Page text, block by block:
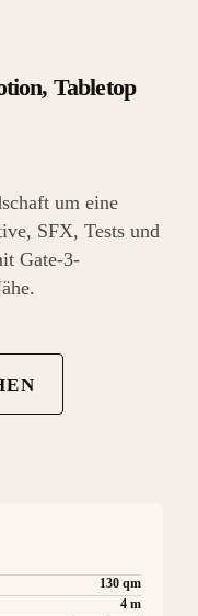
Tabletop
um eine
SFX, Tests und
Gate-3-
130 qm
4 m